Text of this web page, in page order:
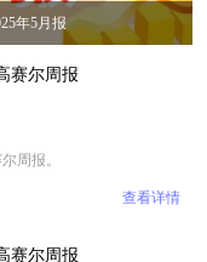
年5月报
赛尔周报
周报。
查看详情
赛尔周报